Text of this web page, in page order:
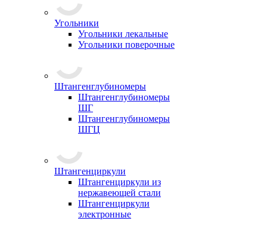
Угольники
Угольники лекальные
Угольники поверочные
Штангенглубиномеры
Штангенглубиномеры
ШГ
Штангенглубиномеры
ШГЦ
Штангенциркули
Штангенциркули из
нержавеющей стали
Штангенциркули
электронные